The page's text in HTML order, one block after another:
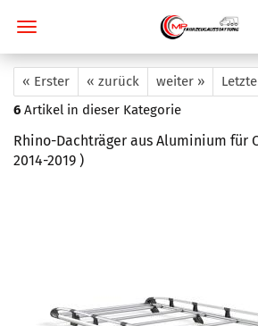
« Erster « zurück weiter »
6 Artikel in dieser Kategorie
Rhino-Dachträger aus Aluminium für
2014-2019 )